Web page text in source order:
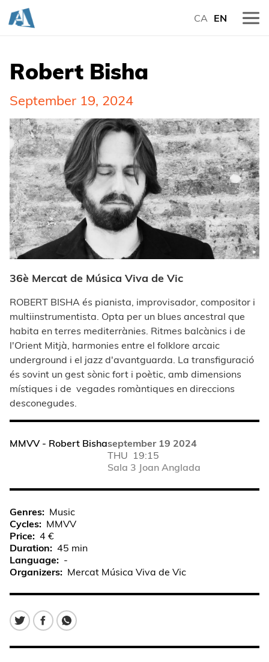
CA EN
Robert Bisha
September 19, 2024
36è Mercat de Música Viva de Vic
ROBERT BISHA és pianista, improvisador, compositor i
multiinstrumentista. Opta per un blues ancestral que
habita en terres mediterrànies. Ritmes balcànics i de
l'Orient Mitjà, harmonies entre el folklore arcaic
underground i el jazz d'avantguarda. La transfiguració
és sovint un gest sònic fort i poètic, amb dimensions
místiques i de vegades romàntiques en direccions
desconegudes.
MMVV - Robert Bishaseptember 19 2024
THU 19:15
Sala 3 Joan Anglada
Genres
Music
Cycles
MMVV
Price
4 €
Duration
45 min
Language
-
Organizers
Mercat Música Viva de Vic